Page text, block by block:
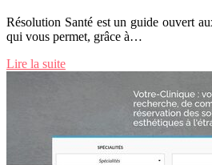
Résolution Santé est un guide ouvert
qui vous permet, grâce à…
Lire la suite